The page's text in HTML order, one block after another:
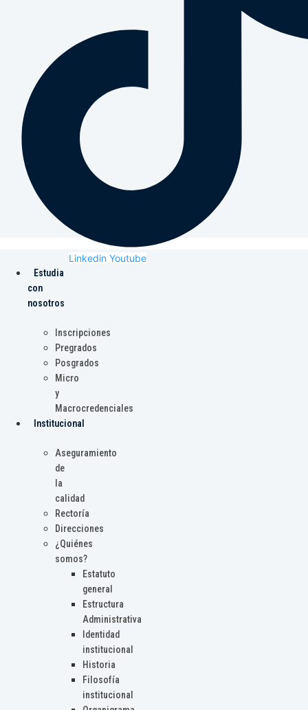
Linkedin Youtube
Estudia
con
nosotros
Inscripciones
Pregrados
Posgrados
Micro
y
Macrocredenciales
Institucional
Aseguramiento
de
la
calidad
Rectoría
Direcciones
¿Quiénes
somos?
Estatuto
general
Estructura
Administrativa
Identidad
institucional
Historia
Filosofía
institucional